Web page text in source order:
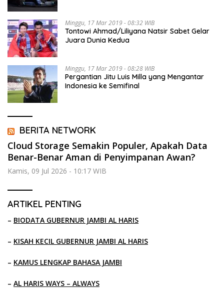
Minggu, 17 Mar 2019 - 08:32 WIB
Tontowi Ahmad/Liliyana Natsir Sabet Gelar
Juara Dunia Kedua
Minggu, 17 Mar 2019 - 08:28 WIB
Pergantian Jitu Luis Milla yang Mengantar
Indonesia ke Semifinal
BERITA NETWORK
Cloud Storage Semakin Populer, Apakah Data
Benar-Benar Aman di Penyimpanan Awan?
Kamis, 09 Jul 2026 - 10:17 WIB
ARTIKEL PENTING
– BIODATA GUBERNUR JAMBI AL HARIS
– KISAH KECIL GUBERNUR JAMBI AL HARIS
– KAMUS LENGKAP BAHASA JAMBI
– AL HARIS WAYS – ALWAYS